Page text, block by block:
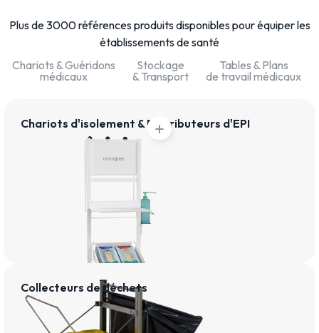
Plus de 3000 références produits disponibles pour équiper les
établissements de santé
Chariots & Guéridons
médicaux
Stockage
& Transport
Tables & Plans
de travail médicaux
Chariots d'isolement & Distributeurs d'EPI
add
Collecteurs de déchets